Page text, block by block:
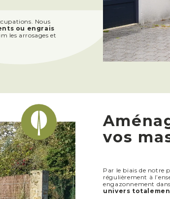
Nous
ou engrais
les arrosages et
vos
Par le biais de notre
régulièrement à
engazonnement
univers